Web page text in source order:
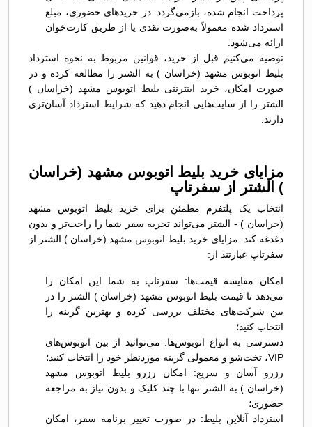
پرداخت انجام شده، بازمی‌گردد. در خریدهای حضوری، مبلغ
استرداد شده معمولاً به‌صورت نقدی یا از طریق کارت‌خوان
ارائه می‌شود.
توصیه می‌کنیم قبل از خرید، قوانین مربوط به نحوه استرداد
بلیط اتوبوس مشهد (خراسان ) به الشتر را مطالعه کرده و در
صورت امکان، خرید اینترنتی بلیط اتوبوس مشهد (خراسان )
الشتر را از سایت‌هایی انجام دهید که شرایط استرداد آسان‌تری
دارند.
مزایای خرید بلیط اتوبوس مشهد (خراسان
) الشتر از سفرتاپ
انتخاب یک پلتفرم مطمئن برای خرید بلیط اتوبوس مشهد
(خراسان ) - الشتر می‌تواند تجربه سفر شما را راحت‌تر و بدون
دغدغه کند. مزایای خرید بلیط اتوبوس مشهد (خراسان ) الشتر از
سفرتاپ عبارتند از:
امکان مقایسه قیمت‌ها: سفرتاپ به شما این امکان را
می‌دهد تا قیمت بلیط اتوبوس مشهد (خراسان ) الشتر را در
بین شرکت‌های مختلف بررسی کرده و بهترین گزینه را
انتخاب کنید؛
دسترسی به انواع اتوبوس‌ها: می‌توانید از بین اتوبوس‌های
VIP، تخت‌شو و معمولی گزینه موردنظر خود را انتخاب کنید؛
رزرو آسان و سریع: امکان رزرو بلیط اتوبوس مشهد
(خراسان ) به الشتر تنها با چند کلیک و بدون نیاز به مراجعه
حضوری؛
استرداد آنلاین بلیط: در صورت تغییر برنامه سفر، امکان